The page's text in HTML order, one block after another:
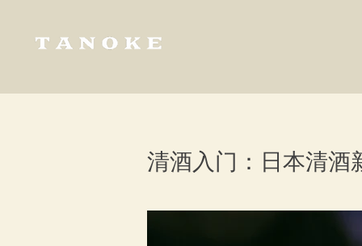
清酒入门：日本清酒